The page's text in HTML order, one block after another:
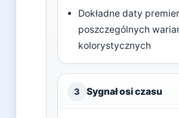
Dokładne daty premier
poszczególnych
kolorystycznych
3 Sygnał osi czasu